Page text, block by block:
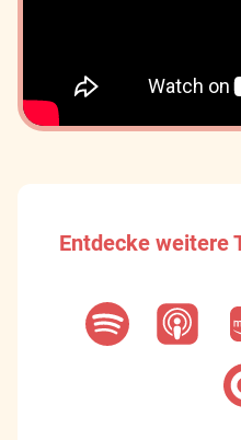
Entdecke weitere